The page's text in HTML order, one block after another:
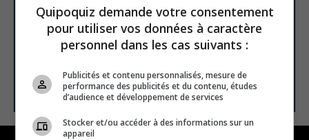
Email address
SUBSCRIBE
Quipoquiz demande votre consentement
pour utiliser vos données à caractère
personnel dans les cas suivants :
Publicités et contenu personnalisés, mesure de
performance des publicités et du contenu, études
d’audience et développement de services
Stocker et/ou accéder à des informations sur un
appareil